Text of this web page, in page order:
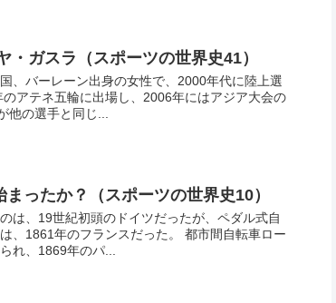
ガスラ（スポーツの世界史41）
、バーレーン出身の女性で、2000年代に陸上選
アテネ五輪に出場し、2006年にはアジア大会の
他の選手と同じ...
ったか？（スポーツの世界史10）
、19世紀初頭のドイツだったが、ペダル式自
1861年のフランスだった。 都市間自転車ロー
れ、1869年のパ...